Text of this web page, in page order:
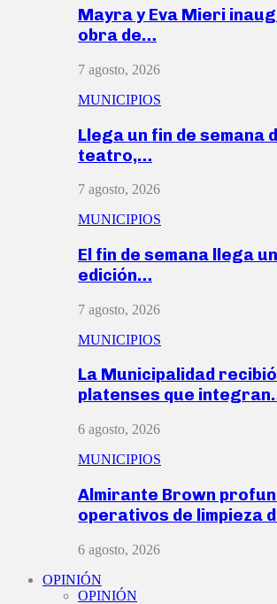
Mayra y Eva Mieri
obra de…
7 agosto, 2026
MUNICIPIOS
Llega un fin de semana
teatro,…
7 agosto, 2026
MUNICIPIOS
El fin de semana llega
edición…
7 agosto, 2026
MUNICIPIOS
La Municipalidad
platenses que
6 agosto, 2026
MUNICIPIOS
Almirante Brown
operativos de limpieza
6 agosto, 2026
OPINIÓN
OPINIÓN